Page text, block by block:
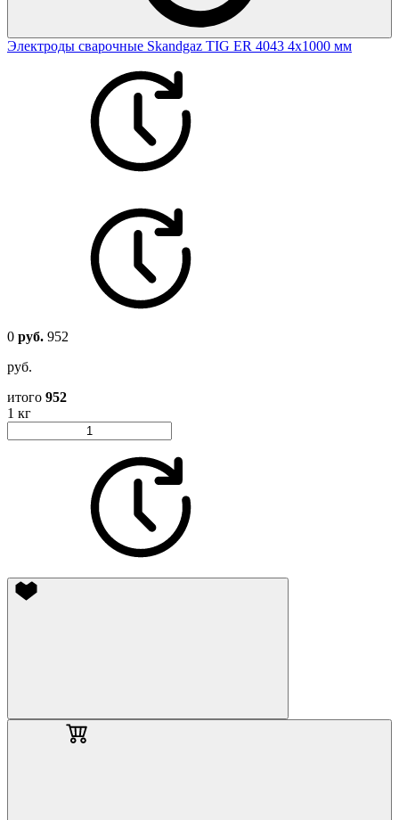
Электроды сварочные Skandgaz TIG ER 4043 4х1000 мм
0 руб. 952
руб.
итого 952
1 кг